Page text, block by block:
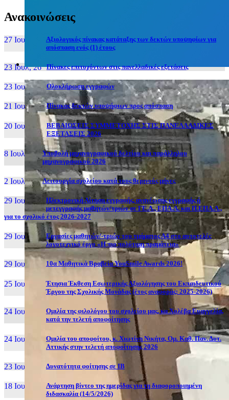
Ανακοινώσεις
27 Ιουν, 26
Αξιολογικός πίνακας κατάταξης των δεκτών υποψηφίων για
απόσπαση ενός (1) έτους
23 Ιουλ, 26 Πίνακες επιτυχόντων στις πανελλαδικές εξετάσεις
23 Ιουλ, 26 Ολοκλήρωση εγγραφών
21 Ιουλ, 26 Πίνακας δεκτών υποψήφιων προς απόσπαση
20 Ιουλ, 26
ΒΕΒΑΙΩΣΕΙΣ ΣΥΜΜΕΤΟΧΗΣ ΣΤΙΣ ΠΑΝΕΛΛΑΔΙΚΕΣ
ΕΞΕΤΑΣΕΙΣ 2026
8 Ιουλ, 26
Υποβολή μηχανογραφικού δελτίου και παράλληλου
μηχανογραφικού 2026
2 Ιουλ, 26 Λειτουργία σχολείου κατά τους θερινούς μήνες
29 Ιουν, 26
Ηλεκτρονική Αίτηση εγγραφής, ανανέωσης εγγραφής ή
μετεγγραφής μαθητών/τριών σε ΓΕ.Λ., ΕΠΑ.Λ. και Π.ΕΠΑ.Λ.,
για το σχολικό έτος 2026-2027
29 Ιουν, 26
Εργασίες μαθητών/-τριών του τμήματος Α4 στο αυτοτελές
λογοτεχνικό έργο «Η πιο πολύτιμη πραμάτεια»
29 Ιουν, 26 10α Μαθητικά Βραβεία YouSmile Awards 2026!
25 Ιουν, 26
Έτησια Έκθεση Εσωτερικής Αξιολόγησης του Εκπαιδευτικού
Έργου της Σχολικής Μονάδας (έτος αναφοράς: 2025-2026)
24 Ιουν, 26
Ομιλία της φιλολόγου του σχολείου μας, κα Χολέβα Ευαγγελία,
κατά την τελετή αποφοίτησης
24 Ιουν, 26
Ομιλία του αποφοίτου, κ. Χιωτίνη Νικήτα, Ομ. Καθ. Παν. Δυτ.
Αττικής στην τελετή αποφοίτησης 2026
23 Ιουν, 26 Δυνατότητα φοίτησης σε ΙΒ
18 Ιουν, 26
Ανάρτηση βίντεο της ημερίδας για τη διαφοροποιημένη
διδασκαλία (14/5/2026)